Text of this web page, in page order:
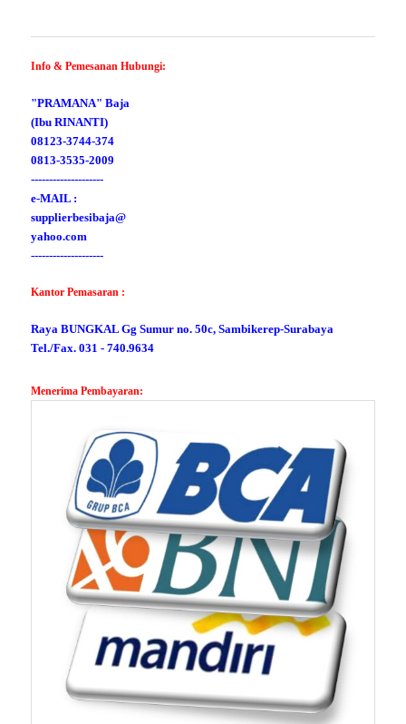
Info & Pemesanan Hubungi:
"PRAMANA" Baja
(Ibu RINANTI)
08123-3744-374
0813-3535-2009
--------------------
e-MAIL :
supplierbesibaja@
yahoo.com
--------------------
Kantor Pemasaran :
Raya BUNGKAL Gg Sumur no. 50c, Sambikerep-Surabaya
Tel./Fax. 031 - 740.9634
Menerima Pembayaran: